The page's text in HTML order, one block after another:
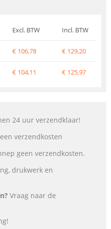
Excl. BTW Incl. BTW
€ 106,78 € 129,20
€ 104,11 € 125,97
24 uur verzendklaar!
verzendkosten
geen verzendkosten.
drukwerk en
Vraag naar de